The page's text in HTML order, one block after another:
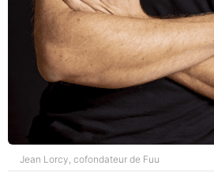
Jean Lorcy, cofondateur de Fuu